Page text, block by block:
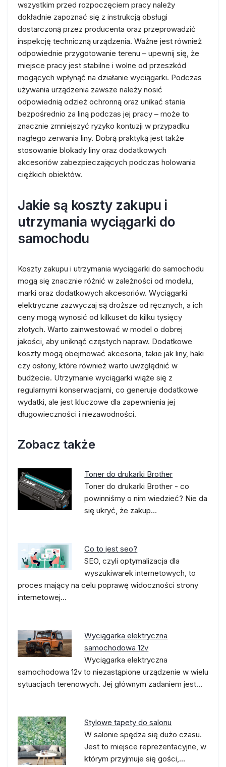
wszystkim przed rozpoczęciem pracy należy
dokładnie zapoznać się z instrukcją obsługi
dostarczoną przez producenta oraz przeprowadzić
inspekcję techniczną urządzenia. Ważne jest również
odpowiednie przygotowanie terenu – upewnij się, że
miejsce pracy jest stabilne i wolne od przeszkód
mogących wpłynąć na działanie wyciągarki. Podczas
używania urządzenia zawsze należy nosić
odpowiednią odzież ochronną oraz unikać stania
bezpośrednio za liną podczas jej pracy – może to
znacznie zmniejszyć ryzyko kontuzji w przypadku
nagłego zerwania liny. Dobrą praktyką jest także
stosowanie blokady liny oraz dodatkowych
akcesoriów zabezpieczających podczas holowania
ciężkich obiektów.
Jakie są koszty zakupu i
utrzymania wyciągarki do
samochodu
Koszty zakupu i utrzymania wyciągarki do samochodu
mogą się znacznie różnić w zależności od modelu,
marki oraz dodatkowych akcesoriów. Wyciągarki
elektryczne zazwyczaj są droższe od ręcznych, a ich
ceny mogą wynosić od kilkuset do kilku tysięcy
złotych. Warto zainwestować w model o dobrej
jakości, aby uniknąć częstych napraw. Dodatkowe
koszty mogą obejmować akcesoria, takie jak liny, haki
czy osłony, które również warto uwzględnić w
budżecie. Utrzymanie wyciągarki wiąże się z
regularnymi konserwacjami, co generuje dodatkowe
wydatki, ale jest kluczowe dla zapewnienia jej
długowieczności i niezawodności.
Zobacz także
Toner do drukarki Brother
Toner do drukarki Brother - co
powinniśmy o nim wiedzieć? Nie da
się ukryć, że zakup…
Co to jest seo?
SEO, czyli optymalizacja dla
wyszukiwarek internetowych, to
proces mający na celu poprawę widoczności strony
internetowej…
Wyciągarka elektryczna
samochodowa 12v
Wyciągarka elektryczna
samochodowa 12v to niezastąpione urządzenie w wielu
sytuacjach terenowych. Jej głównym zadaniem jest…
Stylowe tapety do salonu
W salonie spędza się dużo czasu.
Jest to miejsce reprezentacyjne, w
którym przyjmuje się gości,…